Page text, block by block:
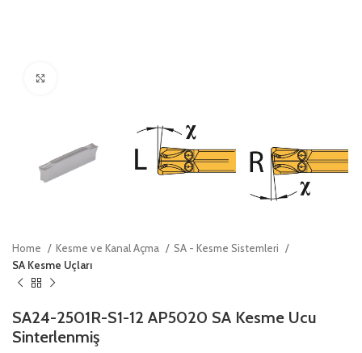
Home Kesme ve Kanal Açma
SA - Kesme Sistemleri
SA Kesme Uçları
SA24-2501R-S1-12 AP5020 SA Kesme Ucu
Sinterlenmiş